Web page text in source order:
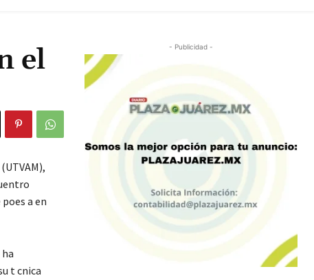
el
a en
t cnica
- Publicidad -